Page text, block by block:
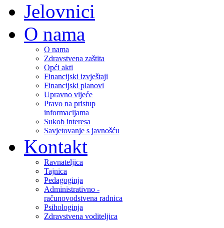
Jelovnici
O nama
O nama
Zdravstvena zaštita
Opći akti
Financijski izvještaji
Financijski planovi
Upravno vijeće
Pravo na pristup
informacijama
Sukob interesa
Savjetovanje s javnošću
Kontakt
Ravnateljica
Tajnica
Pedagoginja
Administrativno -
računovodstvena radnica
Psihologinja
Zdravstvena voditeljica